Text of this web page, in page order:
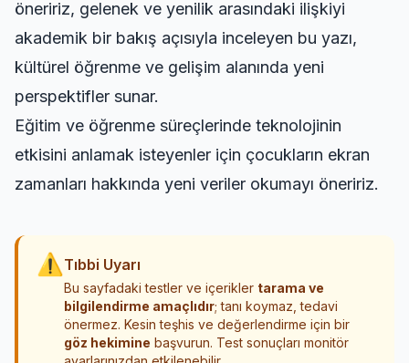
öneririz, gelenek ve yenilik arasındaki ilişkiyi
akademik bir bakış açısıyla inceleyen bu yazı,
kültürel öğrenme ve gelişim alanında yeni
perspektifler sunar.
Eğitim ve öğrenme süreçlerinde teknolojinin
etkisini anlamak isteyenler için çocukların ekran
zamanları hakkında yeni veriler okumayı öneririz.
⚠ Tıbbi Uyarı
Bu sayfadaki testler ve içerikler tarama ve
bilgilendirme amaçlıdır; tanı koymaz, tedavi
önermez. Kesin teşhis ve değerlendirme için bir
göz hekimine başvurun. Test sonuçları monitör